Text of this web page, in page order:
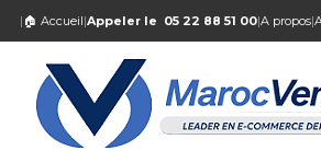
| 🏠 Accueil|Appeler le 05 22 88 51 00|A propos|